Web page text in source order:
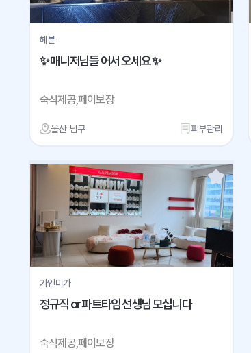
헤븐
✨ 매니저님들 어서 오세요 ✨
숙식제공,페이보장
울산 남구 피부관리
가인미가
정규직 or 파트타임 선생님 모십니다
숙식제공,페이보장